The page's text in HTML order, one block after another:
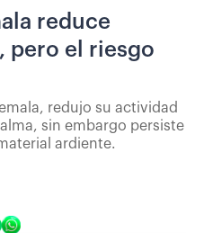
reduce
pero el riesgo
redujo su actividad
sin embargo persiste
ardiente.